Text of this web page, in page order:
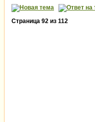
Страница 92 из 112